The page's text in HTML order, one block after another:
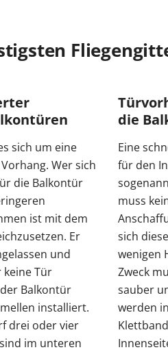
sich um eine
Wer sich
die Balkontür
ist mit dem
Er
und
Tür
Balkontür
installiert.
drei oder vier
im unteren
die
Eine
für den
muss
sich
wenigen
Zweck
sauber
werden